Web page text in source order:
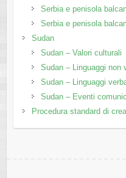
Serbia e penisola
Serbia e penisola
Sudan
Sudan – Valori culturali
Sudan – Linguaggi non
Sudan – Linguaggi
Sudan – Eventi
Procedura standard di